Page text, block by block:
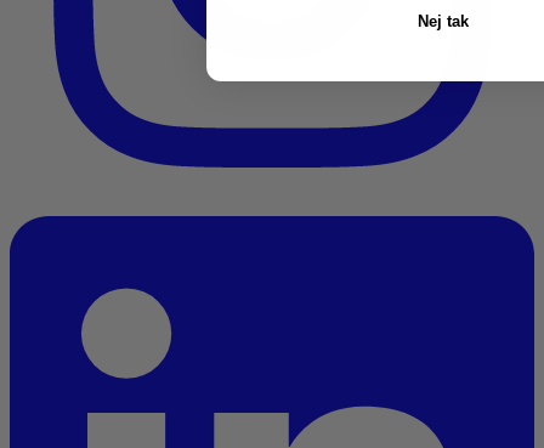
Nej tak